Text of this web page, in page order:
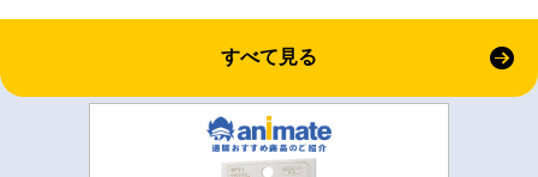
すべて見る